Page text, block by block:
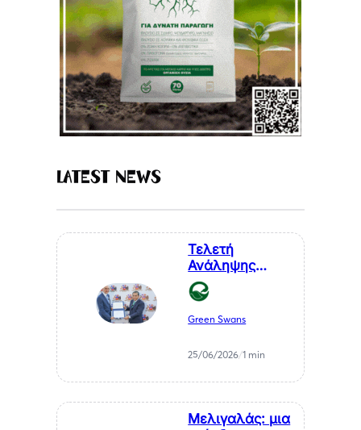
Latest News
Τελετή
Ανάληψης
Καθηκόντων
του Επίτιμου
Προξένου της
Δημοκρατίας
Θεσσαλονίκη, κ.
Αθανάσιου
Green Swans
25/06/2026/1 min
Μελιγαλάς: μια